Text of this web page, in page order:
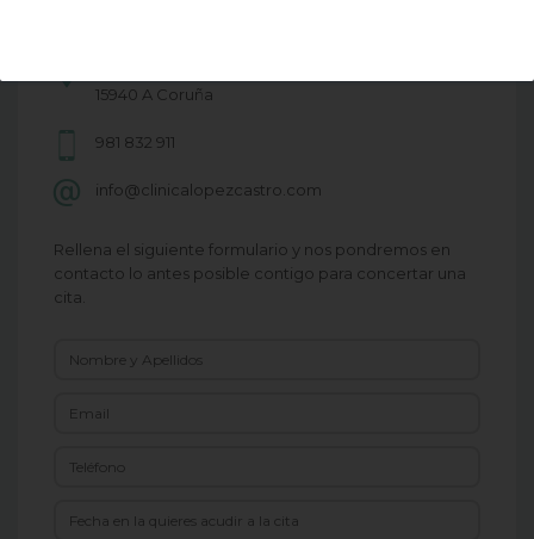
15940 A Coruña
981 832 911
info@clinicalopezcastro.com
Rellena el siguiente formulario y nos pondremos en
contacto lo antes posible contigo para concertar una
cita.